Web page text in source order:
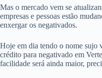
Mas o mercado vem se
empresas e pessoas estão
enxergar os negativados.
Hoje em dia tendo o nome sujo
crédito para negativado em
facilidade será ainda maior,